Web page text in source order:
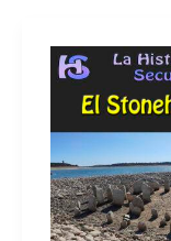
El
Stonehenge
español
emerge
de
las